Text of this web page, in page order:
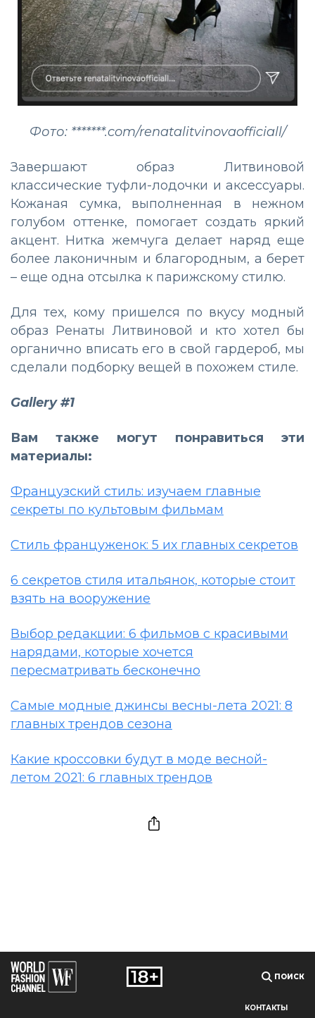
Фото: *******.com/renatalitvinovaofficiall/
Завершают образ Литвиновой
классические туфли-лодочки и аксессуары.
Кожаная сумка, выполненная в нежном
голубом оттенке, помогает создать яркий
акцент. Нитка жемчуга делает наряд еще
более лаконичным и благородным, а берет
– еще одна отсылка к парижскому стилю.
Для тех, кому пришелся по вкусу модный
образ Ренаты Литвиновой и кто хотел бы
органично вписать его в свой гардероб, мы
сделали подборку вещей в похожем стиле.
Gallery #1
Вам также могут понравиться эти
материалы:
Французский стиль: изучаем главные
секреты по культовым фильмам
Стиль француженок: 5 их главных секретов
6 cекретов стиля итальянок, которые стоит
взять на вооружение
Выбор редакции: 6 фильмов с красивыми
нарядами, которые хочется
пересматривать бесконечно
Самые модные джинсы весны-лета 2021: 8
главных трендов сезона
Какие кроссовки будут в моде весной-
летом 2021: 6 главных трендов
ПОИСК
КОНТАКТЫ